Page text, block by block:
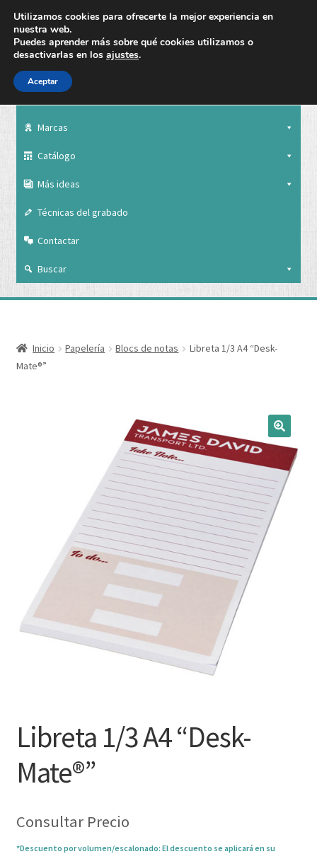
Marcas
Catálogo
Más ideas
Técnicas del grabado
Contactar
Buscar
Nuestra empresa
el
hijo
Técnicas del grabado
Inicio Papelería Blocs de notas
Libreta 1/3 A4 “Desk-
Mate®”
Libreta 1/3 A4 “Desk-
Mate®”
Consultar Precio
*Descuento por volumen/escalonado: El descuento se aplicará en su
Utilizamos cookies para ofrecerte la mejor experiencia en
nuestra web.
Puedes aprender más sobre qué cookies utilizamos o
desactivarlas en los ajustes.
Aceptar